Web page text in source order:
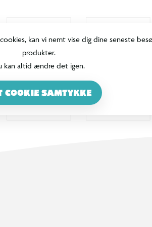
kan vi nemt vise dig dine seneste
produkter.
kan altid ændre det igen.
COOKIE SAMTYKKE